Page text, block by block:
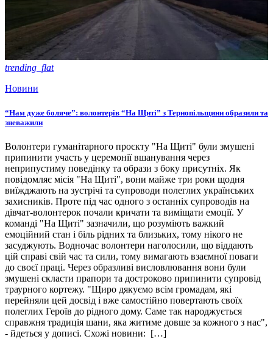
trending_flat
Новини
“Нам дуже боляче”: волонтерів “На Щиті” з Тернопільщини образили та
зневажили
Волонтери гуманітарного проєкту "На Щиті" були змушені
припинити участь у церемонії вшанування через
неприпустиму поведінку та образи з боку присутніх. Як
повідомляє місія "На Щиті", вони майже три роки щодня
виїжджають на зустрічі та супроводи полеглих українських
захисників. Проте під час одного з останніх супроводів на
дівчат-волонтерок почали кричати та виміщати емоції. У
команді "На Щиті" зазначили, що розуміють важкий
емоційний стан і біль рідних та близьких, тому нікого не
засуджують. Водночас волонтери наголосили, що віддають
цій справі свій час та сили, тому вимагають взаємної поваги
до своєї праці. Через образливі висловлювання вони були
змушені скласти прапори та достроково припинити супровід
траурного кортежу. "Щиро дякуємо всім громадам, які
перейняли цей досвід і вже самостійно повертають своїх
полеглих Героїв до рідного дому. Саме так народжується
справжня традиція шани, яка житиме довше за кожного з нас",
- йдеться у дописі. Схожі новини: […]